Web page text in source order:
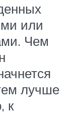
или
Чем
лучше
к